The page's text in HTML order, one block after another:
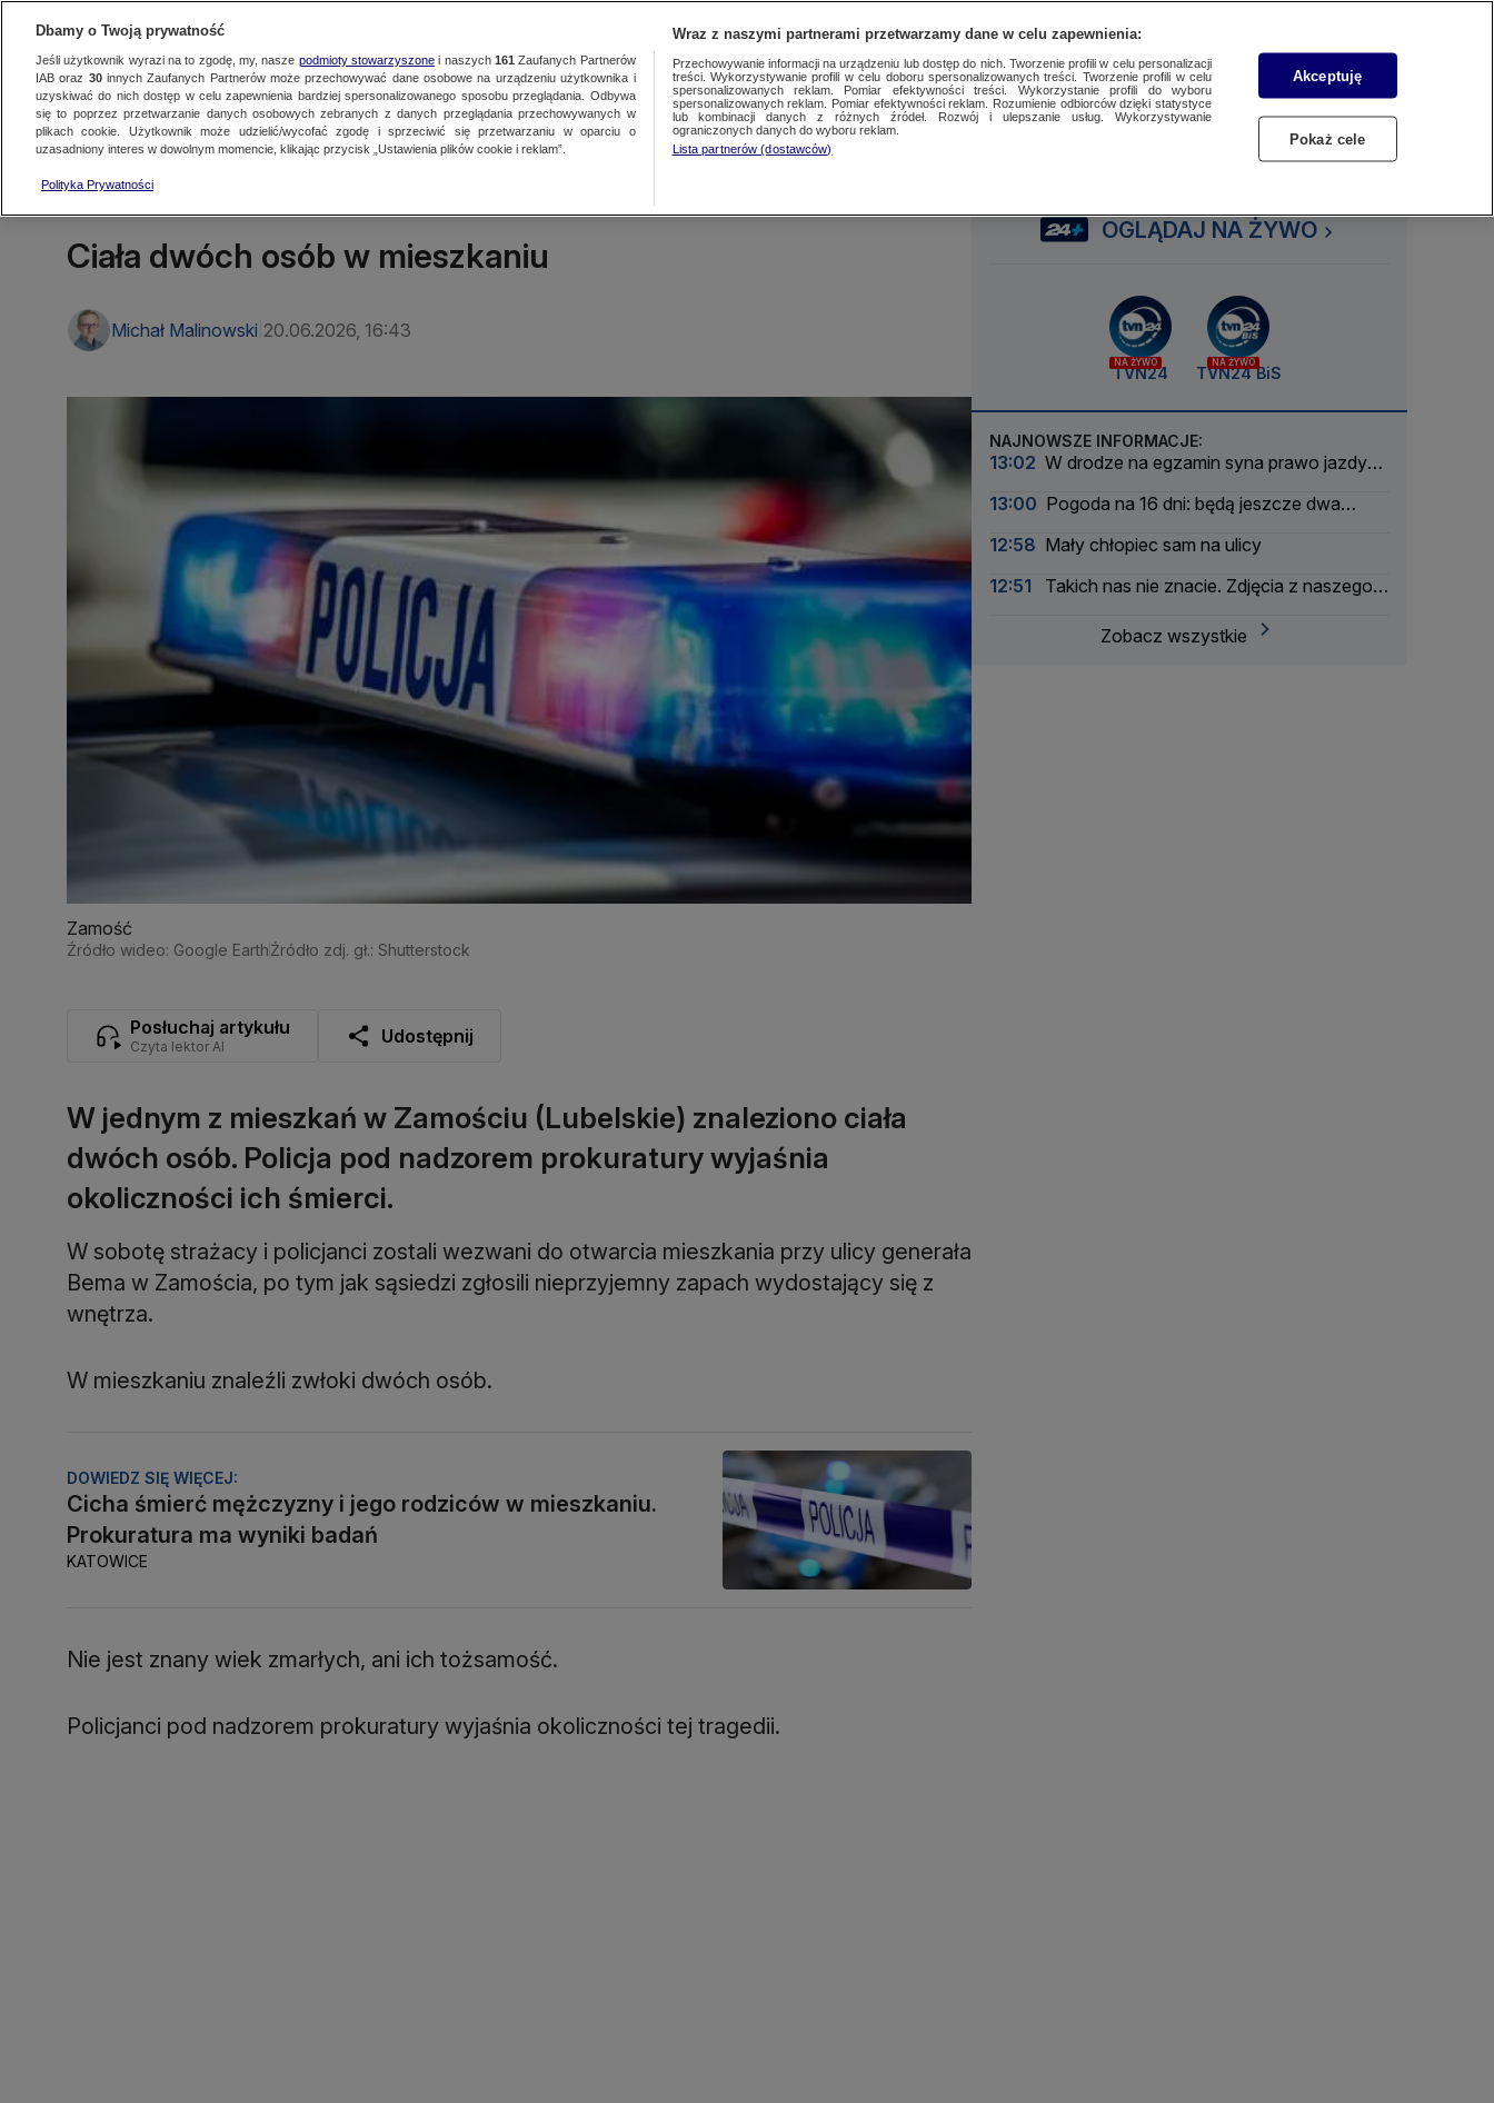
SUBSKRYBUJ
SzukajZaloguj się
Oglądaj TVN24NajnowszeFaktyŚwiat PolskaRegionalne Więcej CzytajSłuchaj
Ciała dwóch osób w mieszkaniu
Michał Malinowski 20.06.2026, 16:43
Zamość
Źródło wideo: Google EarthŹródło zdj. gł.: Shutterstock
Posłuchaj artykułu
Czyta lektor AI Udostępnij
W jednym z mieszkań w Zamościu (Lubelskie) znaleziono ciała
dwóch osób. Policja pod nadzorem prokuratury wyjaśnia
okoliczności ich śmierci.
W sobotę strażacy i policjanci zostali wezwani do otwarcia mieszkania przy ulicy generała
Bema w Zamościa, po tym jak sąsiedzi zgłosili nieprzyjemny zapach wydostający się z
wnętrza.
W mieszkaniu znaleźli zwłoki dwóch osób.
DOWIEDZ SIĘ WIĘCEJ:
Cicha śmierć mężczyzny i jego rodziców w mieszkaniu.
Prokuratura ma wyniki badań
KATOWICE
Nie jest znany wiek zmarłych, ani ich tożsamość.
Policjanci pod nadzorem prokuratury wyjaśnia okoliczności tej tragedii.
OGLĄDAJ NA ŻYWO
NA ŻYWO
TVN24
NA ŻYWO
TVN24 BiS
NAJNOWSZE INFORMACJE:
13:02 W drodze na egzamin syna prawo jazdy
13:00 Pogoda na 16 dni: będą jeszcze dwa
12:58 Mały chłopiec sam na ulicy
12:51
Takich nas nie znacie. Zdjęcia z naszego
Zobacz wszystkie
Dbamy o Twoją prywatność
Jeśli użytkownik wyrazi na to zgodę, my, nasze podmioty stowarzyszonei naszych 161 Zaufanych Partnerów
IAB oraz 30innych Zaufanych Partnerów może przechowywać dane osobowe na urządzeniu użytkownika i
uzyskiwać do nich dostęp w celu zapewnienia bardziej spersonalizowanego sposobu przeglądania. Odbywa
się to poprzez przetwarzanie danych osobowych zebranych z danych przeglądania przechowywanych w
plikach cookie. Użytkownik może udzielić/wycofać zgodę i sprzeciwić się przetwarzaniu w oparciu o
uzasadniony interes w dowolnym momencie, klikając przycisk „Ustawienia plików cookie i reklam”.
Polityka Prywatności
Wraz z naszymi partnerami przetwarzamy dane w celu zapewnienia:
Przechowywanie informacji na urządzeniu lub dostęp do nich. Tworzenie profili w celu personalizacji
treści. Wykorzystywanie profili w celu doboru spersonalizowanych treści. Tworzenie profili w celu
spersonalizowanych reklam. Pomiar efektywności treści. Wykorzystanie profili do wyboru
spersonalizowanych reklam. Pomiar efektywności reklam. Rozumienie odbiorców dzięki statystyce
lub kombinacji danych z różnych źródeł. Rozwój i ulepszanie usług. Wykorzystywanie
ograniczonych danych do wyboru reklam.
Lista partnerów (dostawców)
Akceptuję
Pokaż cele